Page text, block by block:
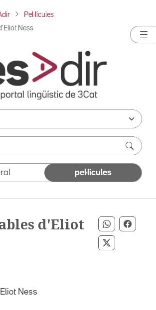
Pel·lícules
Ness
pel·lícules
d'Eliot
Compartir
Compartir
Ness